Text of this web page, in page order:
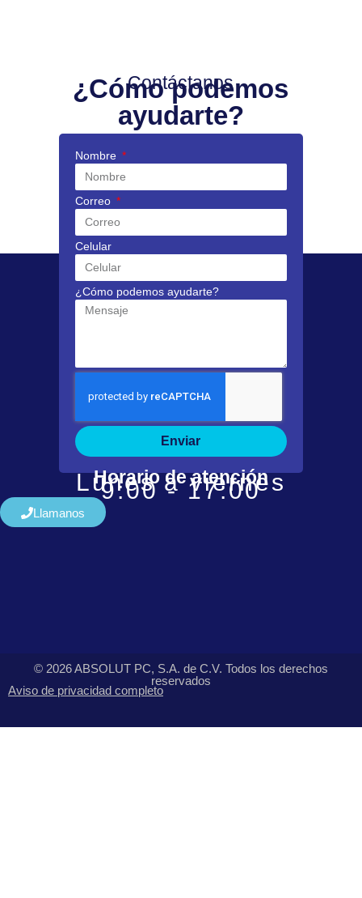
Contáctanos
¿Cómo podemos
ayudarte?
Nombre
Correo
Celular
¿Cómo podemos ayudarte?
Enviar
Horario de atención
Lunes a viernes
9:00 - 17:00
Llamanos
© 2026 ABSOLUT PC, S.A. de C.V. Todos los derechos
reservados
Aviso de privacidad completo